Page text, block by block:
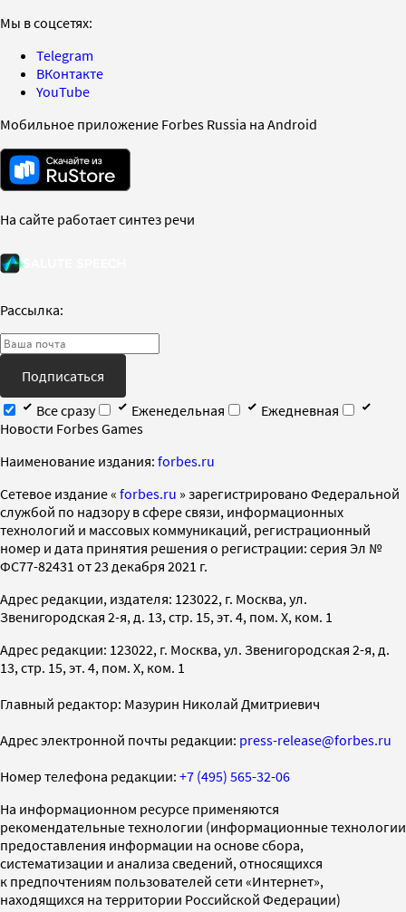
Мы в соцсетях:
Telegram
ВКонтакте
YouTube
Мобильное приложение Forbes Russia на Android
На сайте работает синтез речи
Рассылка:
Подписаться
Все сразу
Еженедельная
Ежедневная
Новости Forbes Games
Наименование издания: forbes.ru
Cетевое издание « forbes.ru » зарегистрировано Федеральной
службой по надзору в сфере связи, информационных
технологий и массовых коммуникаций, регистрационный
номер и дата принятия решения о регистрации: серия Эл №
ФС77-82431 от 23 декабря 2021 г.
Адрес редакции, издателя: 123022, г. Москва, ул.
Звенигородская 2-я, д. 13, стр. 15, эт. 4, пом. X, ком. 1
Адрес редакции: 123022, г. Москва, ул. Звенигородская 2-я, д.
13, стр. 15, эт. 4, пом. X, ком. 1
Главный редактор: Мазурин Николай Дмитриевич
Адрес электронной почты редакции: press-release@forbes.ru
Номер телефона редакции: +7 (495) 565-32-06
На информационном ресурсе применяются
рекомендательные технологии (информационные технологии
предоставления информации на основе сбора,
систематизации и анализа сведений, относящихся
к предпочтениям пользователей сети «Интернет»,
находящихся на территории Российской Федерации)